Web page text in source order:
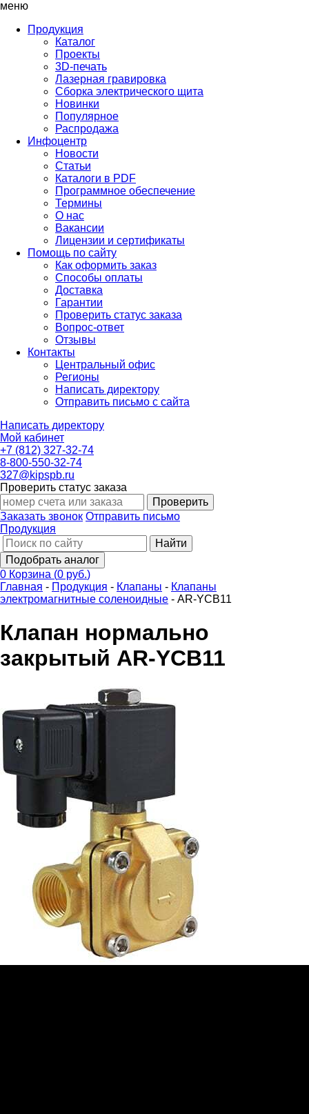
меню
Продукция
Каталог
Проекты
3D-печать
Лазерная гравировка
Сборка электрического щита
Новинки
Популярное
Распродажа
Инфоцентр
Новости
Статьи
Каталоги в PDF
Программное обеспечение
Термины
О нас
Вакансии
Лицензии и сертификаты
Помощь по сайту
Как оформить заказ
Способы оплаты
Доставка
Гарантии
Проверить статус заказа
Вопрос-ответ
Отзывы
Контакты
Центральный офис
Регионы
Написать директору
Отправить письмо с сайта
Написать директору
Мой кабинет
+7 (812) 327-32-74
8-800-550-32-74
327@kipspb.ru
Проверить статус заказа
Проверить
Заказать звонок Отправить письмо
Продукция
Найти
Подобрать аналог
0 Корзина (0 руб.)
Главная - Продукция - Клапаны - Клапаны
электромагнитные соленоидные - AR-YCB11
Клапан нормально
закрытый AR-YCB11